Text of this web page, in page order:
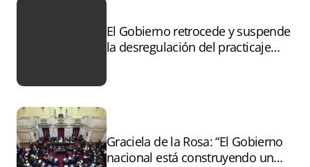
El Gobierno retrocede y suspende
la desregulación del practicaje
Graciela de la Rosa: “El Gobierno
nacional está construyendo un